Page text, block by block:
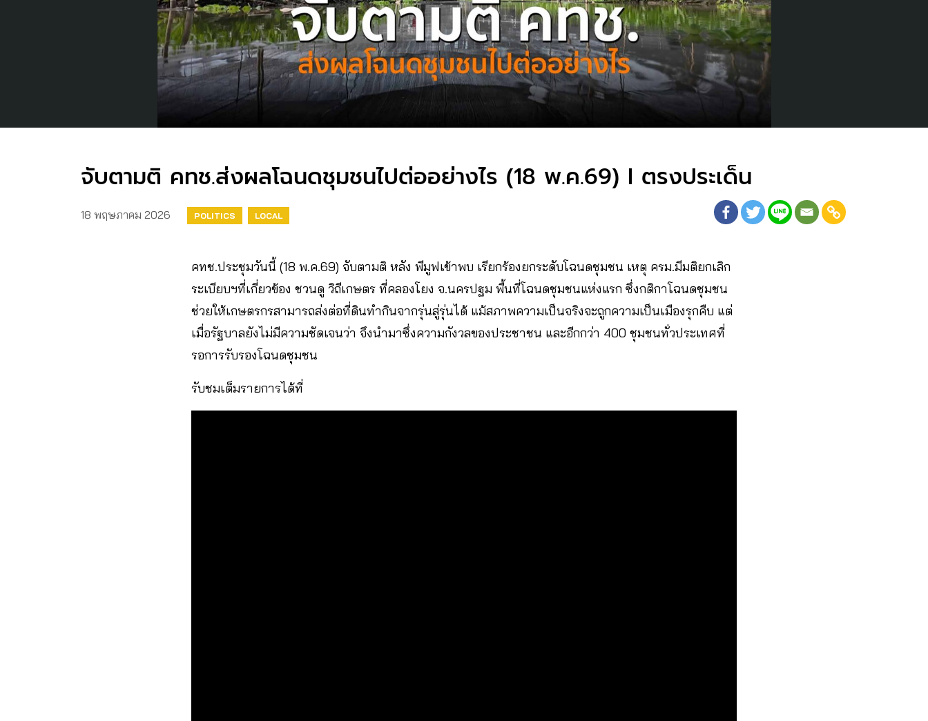
จับตามติ คทช.ส่งผลโฉนดชุมชนไปต่ออย่างไร (18 พ.ค.69) I ตรงประเด็น
18 พฤษภาคม 2026 POLITICS LOCAL
คทช.ประชุมวันนี้ (18 พ.ค.69) จับตามติ หลัง พีมูฟเข้าพบ เรียกร้องยกระดับโฉนดชุมชน เหตุ ครม.มีมติยกเลิก
ระเบียบฯที่เกี่ยวข้อง ชวนดู วิถีเกษตร ที่คลองโยง จ.นครปฐม พื้นที่โฉนดชุมชนแห่งแรก ซึ่งกติกาโฉนดชุมชน
ช่วยให้เกษตรกรสามารถส่งต่อที่ดินทำกินจากรุ่นสู่รุ่นได้ แม้สภาพความเป็นจริงจะถูกความเป็นเมืองรุกคืบ แต่
เมื่อรัฐบาลยังไม่มีความชัดเจนว่า จึงนำมาซึ่งความกังวลของประชาชน และอีกกว่า 400 ชุมชนทั่วประเทศที่
รอการรับรองโฉนดชุมชน
รับชมเต็มรายการได้ที่